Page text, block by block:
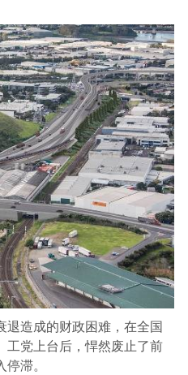
造成的财政困难，在全国
工党上台后，悍然废止了前
滞。